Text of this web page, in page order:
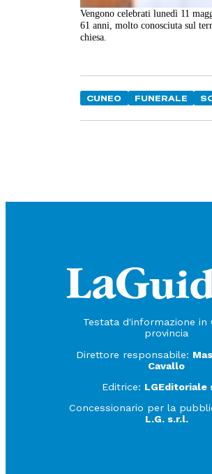
Vengono celebrati lunedì 11
61 anni, molto conosciuta sul
chiesa.
CUNEO FUNERALE
Testata d'informazione in
provincia
Direttore responsabile:
Cavallo
Editrice: LGEditoriale
Concessionario per la
L.G. s.r.l.